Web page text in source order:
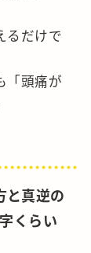
るだけで
「頭痛が
と真逆の
くらい